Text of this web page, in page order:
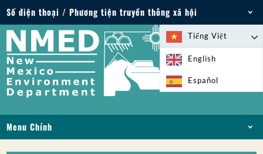
Số điện thoại / Phương tiện truyền thông xã hội
Điện thoại: 505-827-2855
1-800-219-6157
Trường hợp khẩn cấp về môi trường: 505-827-
9329 (24 giờ)
Tiếng Việt
English
Español
Menu Chính